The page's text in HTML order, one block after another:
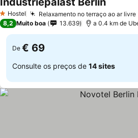
1 Estrelas
Hostel Relaxamento no terraço ao ar livre
Ver
8,2 Muito boa 13.639 a 0.4 km de
De € 69
Consulte os preços de 14 sites